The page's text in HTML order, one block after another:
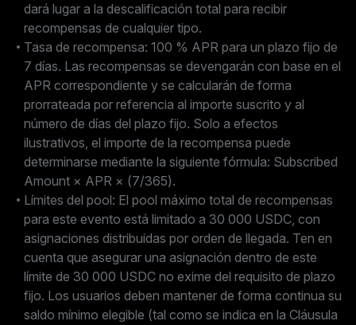
dará lugar a la descalificación total para recibir
recompensas de cualquier tipo.
Tasa de recompensa: 100 % APR para un plazo fijo de
7 días. Las recompensas se devengarán con base en el
APR correspondiente y se calcularán de forma
prorrateada por referencia al importe suscrito y al
número de días del plazo fijo. Solo a efectos
ilustrativos, el importe de la recompensa puede
determinarse mediante la siguiente fórmula: Subscribed
Amount × APR × (7/365).
Límites del pool: El pool máximo total de recompensas
para este evento está limitado a 30 000 USDC, con
asignaciones distribuidas por orden de llegada. Ten en
cuenta que asegurar una asignación dentro de este
límite de 30 000 USDC no exime del requisito de plazo
fijo. Los usuarios deben mantener de forma continua su
saldo mínimo elegible (tal como se indica en la Cláusula